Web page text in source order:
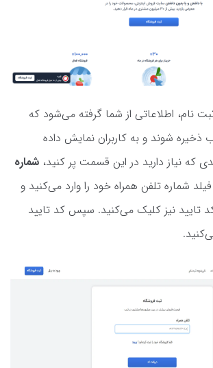
نام، اطلاعاتی از شما گرفته می‌شود که
ذخیره شوند و به کاربران نمایش داده
که نیاز دارید در این قسمت پر کنید، شماره
شماره تلفن همراه خود را وارد می‌کنید و
تایید نیز کلیک می‌کنید. سپس کد تایید